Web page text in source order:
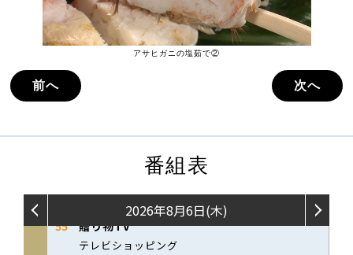
アサヒガニの塩茹で②
前へ 次へ
番組表